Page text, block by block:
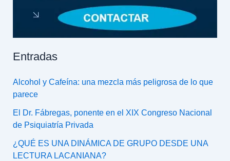
Entradas
Alcohol y Cafeína: una mezcla más peligrosa de lo que
parece
El Dr. Fábregas, ponente en el XIX Congreso Nacional
de Psiquiatría Privada
¿QUÉ ES UNA DINÁMICA DE GRUPO DESDE UNA
LECTURA LACANIANA?